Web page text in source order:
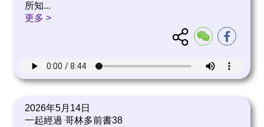
所知...
更多 >
2026年5月14日
一起經過 哥林多前書38